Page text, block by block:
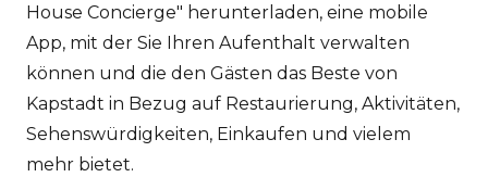
House Concierge" herunterladen, eine mobile
App, mit der Sie Ihren Aufenthalt verwalten
können und die den Gästen das Beste von
Kapstadt in Bezug auf Restaurierung, Aktivitäten,
Sehenswürdigkeiten, Einkaufen und vielem
mehr bietet.